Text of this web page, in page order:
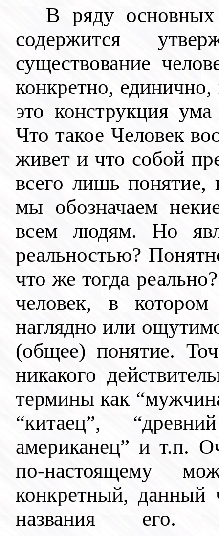
В ряду
содержится
существование
конкретно,
это конструкция
Что такое Человек
живет и что собой
всего лишь понятие,
мы обозначаем
всем людям. Но
реальностью?
что же тогда
человек, в котором
наглядно или
(общее) понятие.
никакого
термины как
“китаец”,
американец” и т.п.
по-настоящему
конкретный, данный
названия его.